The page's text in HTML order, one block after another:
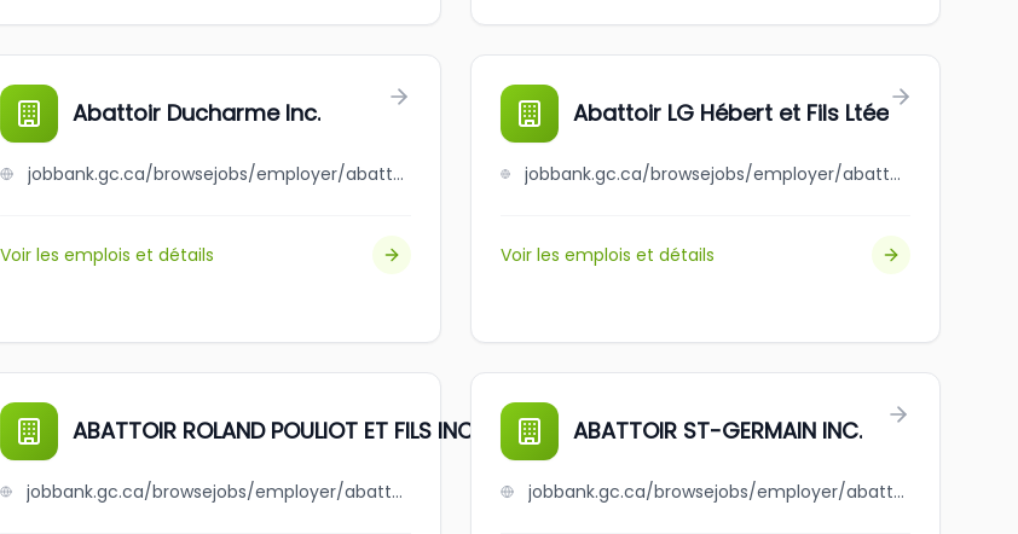
Abattoir Ducharme Inc.
jobbank.gc.ca/browsejobs/employer/abattoir+ducharme+inc./ca
Voir les emplois et détails
Abattoir LG Hébert et Fils Ltée
jobbank.gc.ca/browsejobs/employer/abattoir+lg+h%C3%A9bert+et+fils+lt%C3%A9e/ca
Voir les emplois et détails
ABATTOIR ROLAND POULIOT ET FILS INC.
jobbank.gc.ca/browsejobs/employer/abattoir+roland+pouliot+et+fils+inc./ca
ABATTOIR ST-GERMAIN INC.
jobbank.gc.ca/browsejobs/employer/abattoir+st-germain+inc./ca